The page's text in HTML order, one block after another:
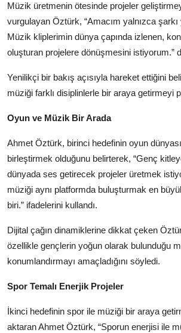
Müzik üretmenin ötesinde projeler
vurgulayan Öztürk, “Amacım yalnızca
Müzik kliplerimin dünya çapında izlenen,
oluşturan projelere dönüşmesini istiyorum.”
Yenilikçi bir bakış açısıyla hareket ettiğini
müziği farklı disiplinlerle bir araya getirmeyi
Oyun ve Müzik Bir Arada
Ahmet Öztürk, birinci hedefinin oyun
birleştirmek olduğunu belirterek, “Genç
dünyada ses getirecek projeler üretmek
müziği aynı platformda buluşturmak en
biri.” ifadelerini kullandı.
Dijital çağın dinamiklerine dikkat çeken
özellikle gençlerin yoğun olarak bulunduğu
konumlandırmayı amaçladığını söyledi.
Spor Temalı Enerjik Projeler
İkinci hedefinin spor ile müziği bir araya
aktaran Ahmet Öztürk, “Sporun enerjisi ile